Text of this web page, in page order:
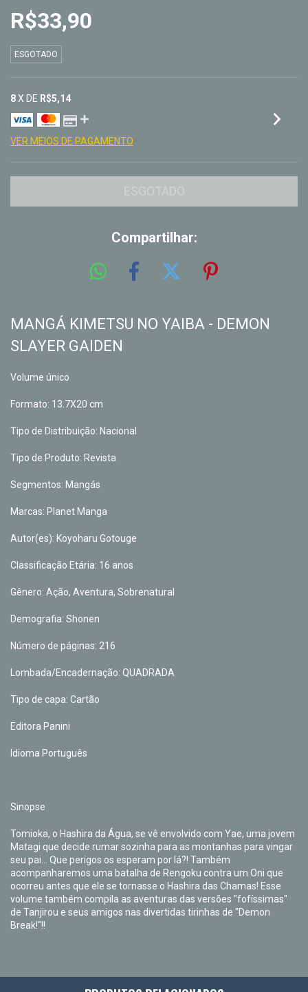
R$33,90
ESGOTADO
8X DE R$5,14
VER MEIOS DE PAGAMENTO
Compartilhar:
MANGÁ KIMETSU NO YAIBA - DEMON
SLAYER GAIDEN
Volume único
Formato: 13.7X20 cm
Tipo de Distribuição: Nacional
Tipo de Produto: Revista
Segmentos: Mangás
Marcas: Planet Manga
Autor(es): Koyoharu Gotouge
Classificação Etária: 16 anos
Gênero: Ação, Aventura, Sobrenatural
Demografia: Shonen
Número de páginas: 216
Lombada/Encadernação: QUADRADA
Tipo de capa: Cartão
Editora Panini
Idioma Português
Sinopse
Tomioka, o Hashira da Água, se vê envolvido com Yae, uma jovem
Matagi que decide rumar sozinha para as montanhas para vingar
seu pai... Que perigos os esperam por lá?! Também
acompanharemos uma batalha de Rengoku contra um Oni que
ocorreu antes que ele se tornasse o Hashira das Chamas! Esse
volume também compila as aventuras das versões "fofíssimas"
de Tanjirou e seus amigos nas divertidas tirinhas de "Demon
Break!"!!